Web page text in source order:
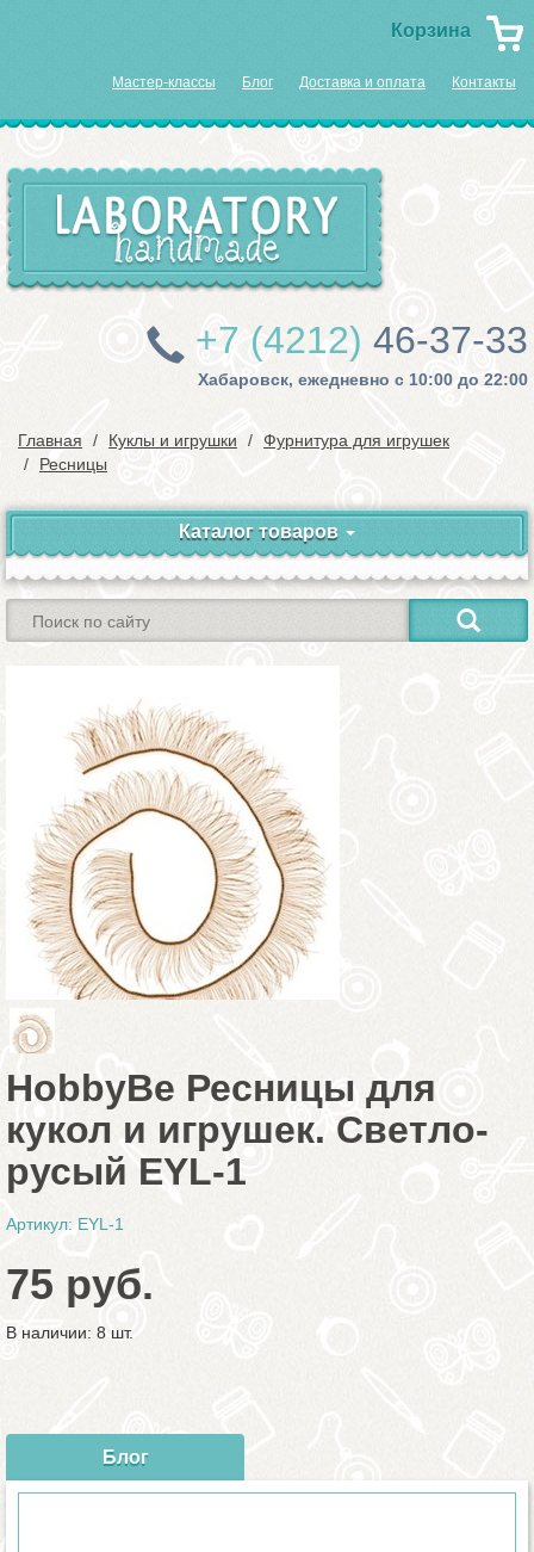
Корзина
Мастер-классы Блог Доставка и оплата Контакты
+7 (4212) 46-37-33
Хабаровск, ежедневно с 10:00 до 22:00
Главная Куклы и игрушки
Фурнитура для игрушек
Ресницы
Каталог товаров
HobbyBe Ресницы для
кукол и игрушек. Светло-
русый EYL-1
Артикул: EYL-1
75 руб.
В наличии: 8 шт.
Блог